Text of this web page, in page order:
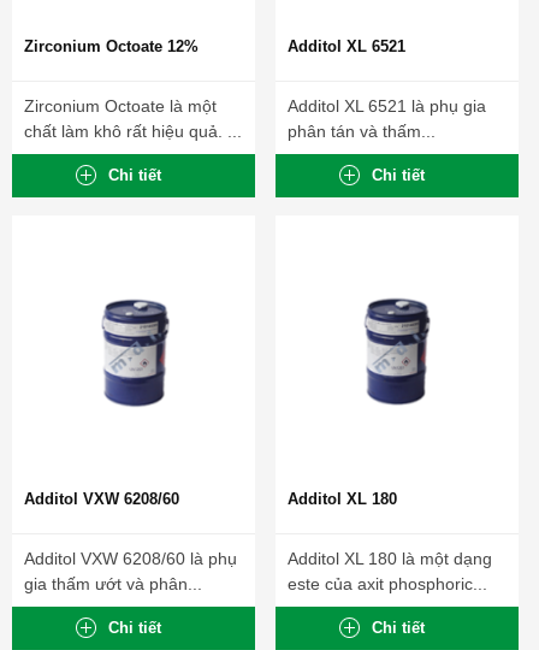
Zirconium Octoate 12%
Zirconium Octoate là một
chất làm khô rất hiệu quả. ...
Chi tiết
Additol XL 6521
Additol XL 6521 là phụ gia
phân tán và thấm...
Chi tiết
Additol VXW 6208/60
Additol VXW 6208/60 là phụ
gia thấm ướt và phân...
Chi tiết
Additol XL 180
Additol XL 180 là một dạng
este của axit phosphoric...
Chi tiết